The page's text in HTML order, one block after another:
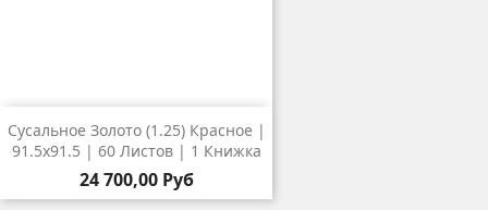
Сусальное Золото (1.25) Красное |
91.5х91.5 | 60 Листов | 1 Книжка
24 700,00 Руб